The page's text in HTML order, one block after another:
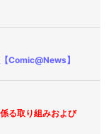
Comic@News】
る取り組みおよび